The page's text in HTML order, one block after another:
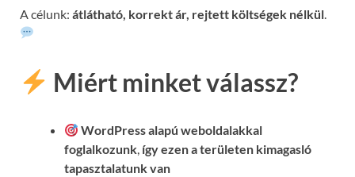
A célunk: átlátható, korrekt ár, rejtett költségek nélkül.
Miért minket válassz?
WordPress alapú weboldalakkal
foglalkozunk, így ezen a területen kimagasló
tapasztalatunk van